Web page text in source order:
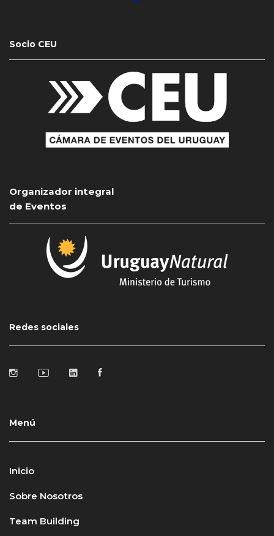
Socio CEU
Organizador integral
de Eventos
Redes sociales
Menú
Inicio
Sobre Nosotros
Team Building